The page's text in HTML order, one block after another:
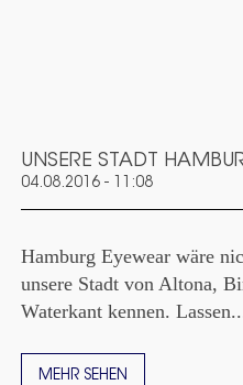
UNSERE STADT
04.08.2016 - 11:08
Hamburg Eyewear wäre
unsere Stadt von Altona,
Waterkant kennen.
MEHR SEHEN